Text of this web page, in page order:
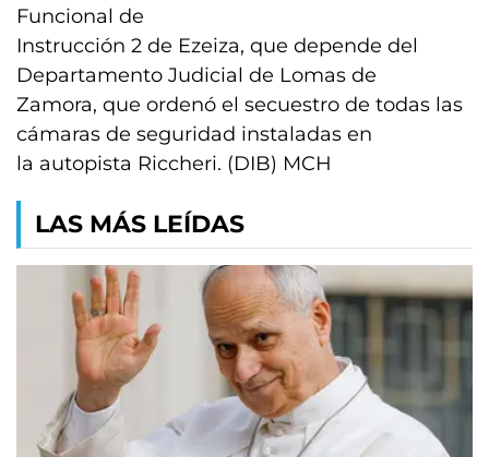
Funcional de
Instrucción 2 de Ezeiza, que depende del
Departamento Judicial de Lomas de
Zamora, que ordenó el secuestro de todas las
cámaras de seguridad instaladas en
la autopista Riccheri. (DIB) MCH
LAS MÁS LEÍDAS